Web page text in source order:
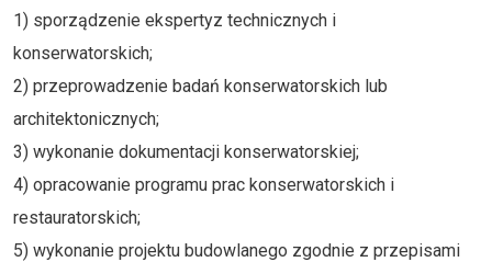
1) sporządzenie ekspertyz technicznych i
konserwatorskich;
2) przeprowadzenie badań konserwatorskich lub
architektonicznych;
3) wykonanie dokumentacji konserwatorskiej;
4) opracowanie programu prac konserwatorskich i
restauratorskich;
5) wykonanie projektu budowlanego zgodnie z przepisami